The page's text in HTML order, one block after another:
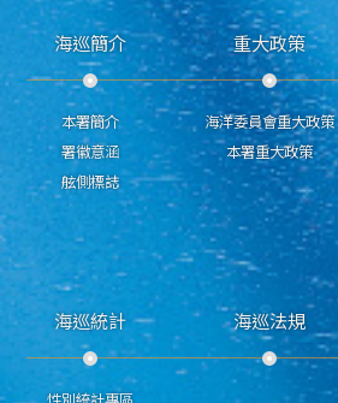
海巡簡介
本署簡介
署徽意涵
舷側標誌
重大政策
海洋委員會重大政策
本署重大政策
海巡統計 海巡法規